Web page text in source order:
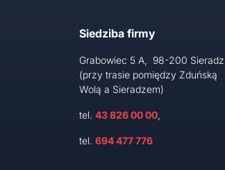
Siedziba firmy
Grabowiec 5 A, 98-200 Sieradz
(przy trasie pomiędzy Zduńską
Wolą a Sieradzem)
tel. 43 826 00 00,
tel. 694 477 776